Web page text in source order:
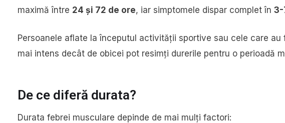
maximă între 24 și 72 de ore, iar simptomele dispar complet în3-
Persoanele aflate la începutul activității sportive sau cele care
mai intens decât de obicei pot resimți durerile pentru o perioadă
De ce diferă durata?
Durata febrei musculare depinde de mai mulți factori: